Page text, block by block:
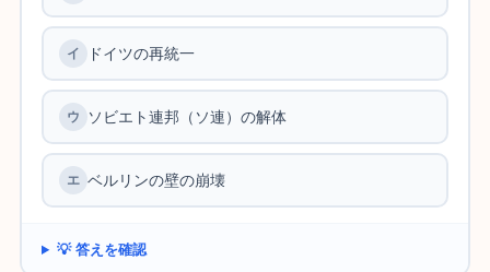
ドイツの再統一
ソビエト連邦（ソ連）の解体
ベルリンの壁の崩壊
💡 答えを確認